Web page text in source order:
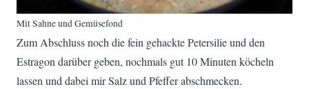
Mit Sahne und Gemüsefond
Zum Abschluss noch die fein gehackte Petersilie und den
Estragon darüber geben, nochmals gut 10 Minuten köcheln
lassen und dabei mir Salz und Pfeffer abschmecken.